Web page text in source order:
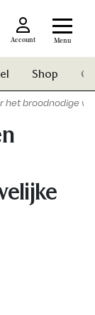
Account Menu
Shop
het broodnodige